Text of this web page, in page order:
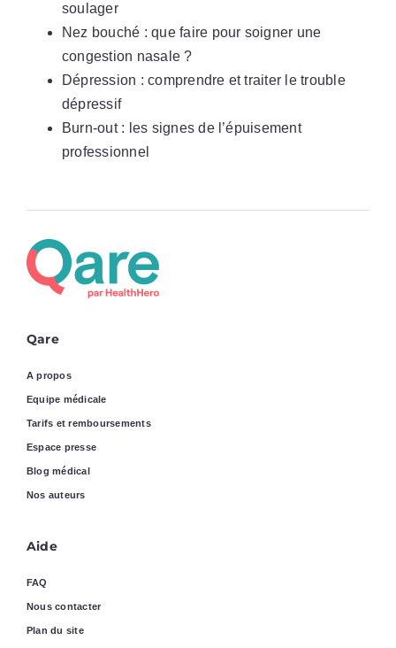
soulager
Nez bouché : que faire pour soigner une
congestion nasale ?
Dépression : comprendre et traiter le trouble
dépressif
Burn-out : les signes de l’épuisement
professionnel
Qare
A propos
Equipe médicale
Tarifs et remboursements
Espace presse
Blog médical
Nos auteurs
Aide
FAQ
Nous contacter
Plan du site